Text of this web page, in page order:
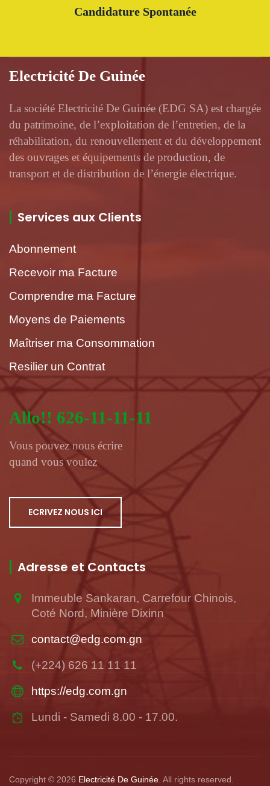
Candidature Spontanée
Electricité De Guinée
La société Electricité De Guinée (EDG SA) est chargée
du patrimoine, de l’exploitation de l’entretien, de la
réhabilitation, du renouvellement et du développement
des ouvrages et équipements de production, de
transport et de distribution de l’énergie électrique.
Services aux Clients
Abonnement
Recevoir ma Facture
Comprendre ma Facture
Moyens de Paiements
Maîtriser ma Consommation
Resilier un Contrat
Allo!! 626-11-11-11
Vous pouvez nous écrire
quand vous voulez
ECRIVEZ NOUS ICI
Adresse et Contacts
Immeuble Sankaran, Carrefour Chinois,
Coté Nord, Minière Dixinn
contact@edg.com.gn
(+224) 626 11 11 11
https://edg.com.gn
Lundi - Samedi 8.00 - 17.00.
Copyright © 2026 Electricité De Guinée. All rights reserved.